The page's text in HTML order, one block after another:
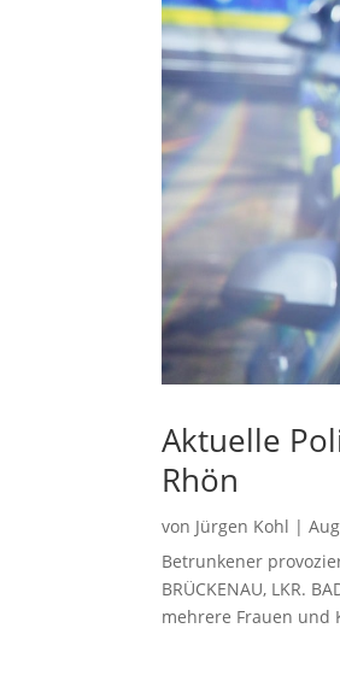
Aktuelle
Rhön
von Jürgen Kohl |
Betrunkener
BRÜCKENAU, LKR.
mehrere Frauen und